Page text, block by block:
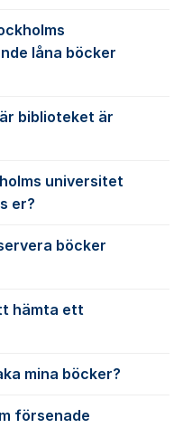
låna böcker
biblioteket är
universitet
er?
böcker
hämta ett
mina böcker?
försenade